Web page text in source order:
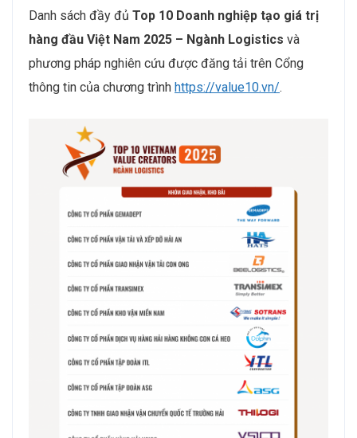
Danh sách đầy đủ Top 10 Doanh nghiệp tạo giá trị
hàng đầu Việt Nam 2025 – Ngành Logistics và
phương pháp nghiên cứu được đăng tải trên Cổng
thông tin của chương trình https://value10.vn/.